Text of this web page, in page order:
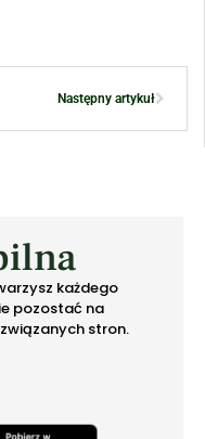
Następny artykuł
każdego
pozostać na
stron.